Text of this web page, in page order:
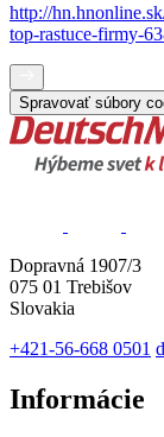
http://
top-rastuce-firmy-
Spravovať súbory
Dopravná 1907/3
075 01 Trebišov
Slovakia
+421-56-668 0501
Informácie